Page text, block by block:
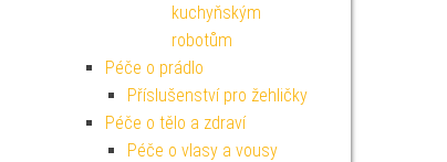
kuchyňským
robotům
Péče o prádlo
Příslušenství pro žehličky
Péče o tělo a zdraví
Péče o vlasy a vousy